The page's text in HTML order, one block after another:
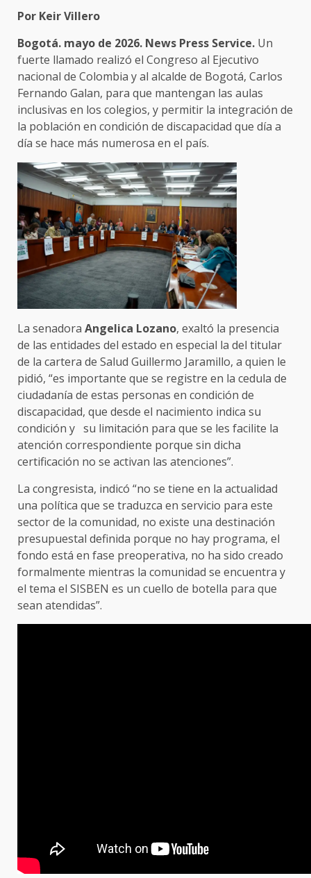
Por Keir Villero
Bogotá. mayo de 2026. News Press Service. Un
fuerte llamado realizó el Congreso al Ejecutivo
nacional de Colombia y al alcalde de Bogotá, Carlos
Fernando Galan, para que mantengan las aulas
inclusivas en los colegios, y permitir la integración de
la población en condición de discapacidad que día a
día se hace más numerosa en el país.
La senadora Angelica Lozano, exaltó la presencia
de las entidades del estado en especial la del titular
de la cartera de Salud Guillermo Jaramillo, a quien le
pidió, “es importante que se registre en la cedula de
ciudadanía de estas personas en condición de
discapacidad, que desde el nacimiento indica su
condición y su limitación para que se les facilite la
atención correspondiente porque sin dicha
certificación no se activan las atenciones”.
La congresista, indicó “no se tiene en la actualidad
una política que se traduzca en servicio para este
sector de la comunidad, no existe una destinación
presupuestal definida porque no hay programa, el
fondo está en fase preoperativa, no ha sido creado
formalmente mientras la comunidad se encuentra y
el tema el SISBEN es un cuello de botella para que
sean atendidas”.